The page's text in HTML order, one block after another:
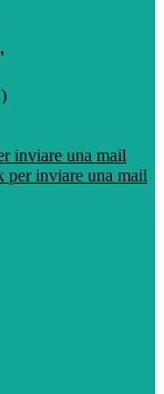
inviare una mail
per inviare una mail